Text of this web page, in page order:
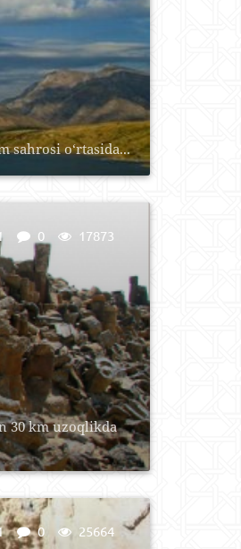
sahrosi o‘rtasida...
30 km uzoqlikda
0 17873
0 25664